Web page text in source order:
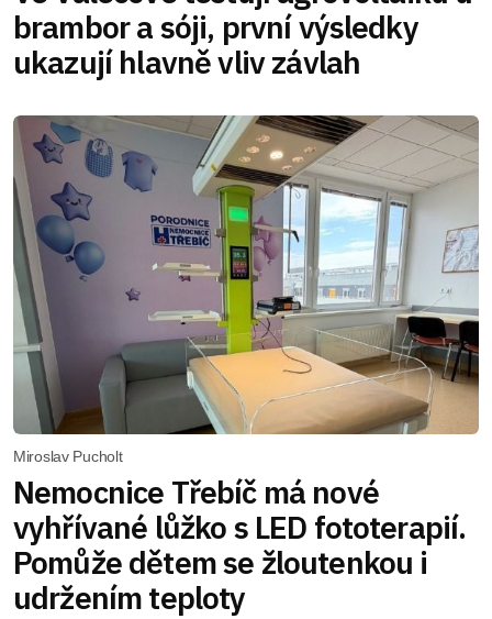
brambor a sóji, první výsledky
ukazují hlavně vliv závlah
Miroslav Pucholt
Nemocnice Třebíč má nové
vyhřívané lůžko s LED fototerapií.
Pomůže dětem se žloutenkou i
udržením teploty